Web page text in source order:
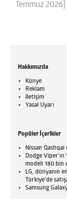
Temmuz 2026]
Hakkımızda
Künye
Reklam
İletişim
Yasal Uyarı
Popüler İçerikler
Nissan
Dodge
modeli 180 bin
LG, dünyanın
Türkiye’de
Samsung